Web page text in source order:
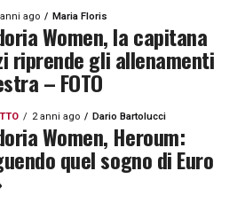
ago Maria Floris
Women, la capitana
riprende gli allenamenti
– FOTO
2 anni ago Dario Bartolucci
Women, Heroum:
quel sogno di Euro